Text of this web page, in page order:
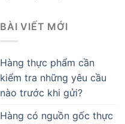
BÀI VIẾT MỚI
Hàng thực phẩm cần
kiểm tra những yêu cầu
nào trước khi gửi?
Hàng có nguồn gốc thực